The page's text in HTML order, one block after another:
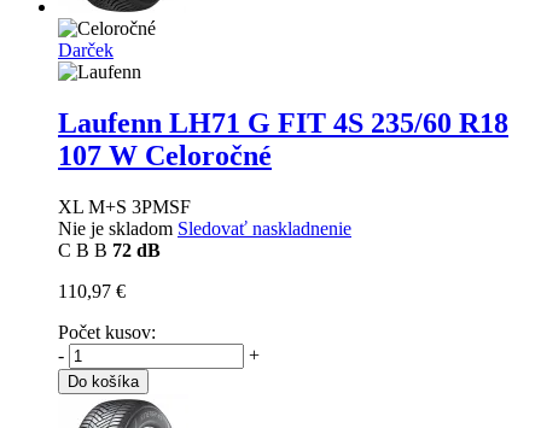
Darček
Laufenn LH71 G FIT 4S 235/60 R18
107 W Celoročné
XL M+S 3PMSF
Nie je skladom Sledovať naskladnenie
C B B 72 dB
110,97 €
Počet kusov:
-
+
Do košíka